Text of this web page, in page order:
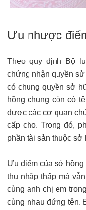
Ưu nhược
Theo quy định Bộ
chứng nhận quyền
có chung quyền sở
hồng chung còn có
được các cơ quan
cấp cho. Trong đó,
phần tài sản thuộc
Ưu điểm của sở
thu nhập thấp mà
cùng anh chị em
cùng nhau đứng tên.